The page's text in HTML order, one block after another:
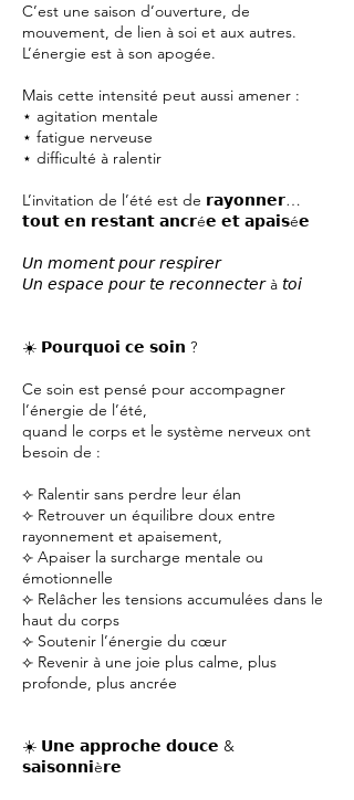
C’est une saison d’ouverture, de
mouvement, de lien à soi et aux autres.
L’énergie est à son apogée.
Mais cette intensité peut aussi amener :
⋆ agitation mentale
⋆ fatigue nerveuse
⋆ difficulté à ralentir
L’invitation de l’été est de 𝗿𝗮𝘆𝗼𝗻𝗻𝗲𝗿…
𝘁𝗼𝘂𝘁 𝗲𝗻 𝗿𝗲𝘀𝘁𝗮𝗻𝘁 𝗮𝗻𝗰𝗿é𝗲 𝗲𝘁 𝗮𝗽𝗮𝗶𝘀é𝗲
𝘜𝘯 𝘮𝘰𝘮𝘦𝘯𝘵 𝘱𝘰𝘶𝘳 𝘳𝘦𝘴𝘱𝘪𝘳𝘦𝘳
𝘜𝘯 𝘦𝘴𝘱𝘢𝘤𝘦 𝘱𝘰𝘶𝘳 𝘵𝘦 𝘳𝘦𝘤𝘰𝘯𝘯𝘦𝘤𝘵𝘦𝘳 à 𝘵𝘰𝘪
☀️ 𝗣𝗼𝘂𝗿𝗾𝘂𝗼𝗶 𝗰𝗲 𝘀𝗼𝗶𝗻 ?
Ce soin est pensé pour accompagner
l’énergie de l’été,
quand le corps et le système nerveux ont
besoin de :
⟣ Ralentir sans perdre leur élan
⟣ Retrouver un équilibre doux entre
rayonnement et apaisement,
⟣ Apaiser la surcharge mentale ou
émotionnelle
⟣ Relâcher les tensions accumulées dans le
haut du corps
⟣ Soutenir l’énergie du cœur
⟣ Revenir à une joie plus calme, plus
profonde, plus ancrée
☀️ 𝗨𝗻𝗲 𝗮𝗽𝗽𝗿𝗼𝗰𝗵𝗲 𝗱𝗼𝘂𝗰𝗲 &
𝘀𝗮𝗶𝘀𝗼𝗻𝗻𝗶è𝗿𝗲